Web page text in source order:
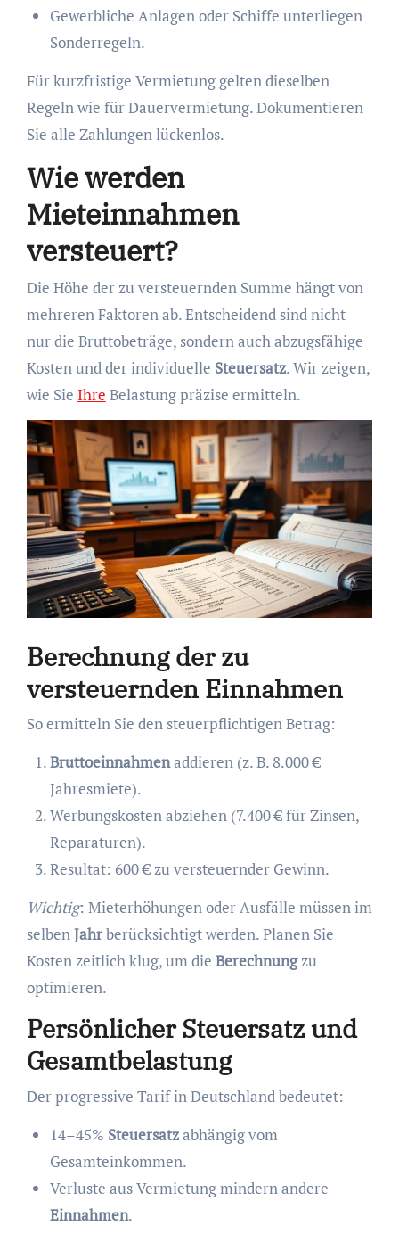
Gewerbliche Anlagen oder Schiffe unterliegen
Sonderregeln.
Für kurzfristige Vermietung gelten dieselben
Regeln wie für Dauervermietung. Dokumentieren
Sie alle Zahlungen lückenlos.
Wie werden
Mieteinnahmen
versteuert?
Die Höhe der zu versteuernden Summe hängt von
mehreren Faktoren ab. Entscheidend sind nicht
nur die Bruttobeträge, sondern auch abzugsfähige
Kosten und der individuelle Steuersatz. Wir zeigen,
wie Sie Ihre Belastung präzise ermitteln.
Berechnung der zu
versteuernden Einnahmen
So ermitteln Sie den steuerpflichtigen Betrag:
Bruttoeinnahmenaddieren (z. B. 8.000 €
Jahresmiete).
Werbungskosten abziehen (7.400 € für Zinsen,
Reparaturen).
Resultat: 600 € zu versteuernder Gewinn.
Wichtig: Mieterhöhungen oder Ausfälle müssen im
selbenJahrberücksichtigt werden. Planen Sie
Kosten zeitlich klug, um die Berechnungzu
optimieren.
Persönlicher Steuersatz und
Gesamtbelastung
Der progressive Tarif in Deutschland bedeutet:
14–45% Steuersatzabhängig vom
Gesamteinkommen.
Verluste aus Vermietung mindern andere
Einnahmen.